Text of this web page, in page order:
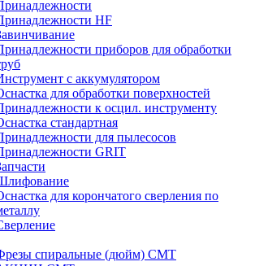
HF
приборов для обработки
с аккумулятором
для обработки поверхностей
к осцил. инструменту
стандартная
для пылесосов
GRIT
для корончатого сверления по
спиральные (дюйм) СМТ